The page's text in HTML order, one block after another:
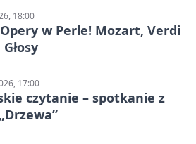
18:00
w Perle! Mozart, Verdi
17:00
czytanie – spotkanie z